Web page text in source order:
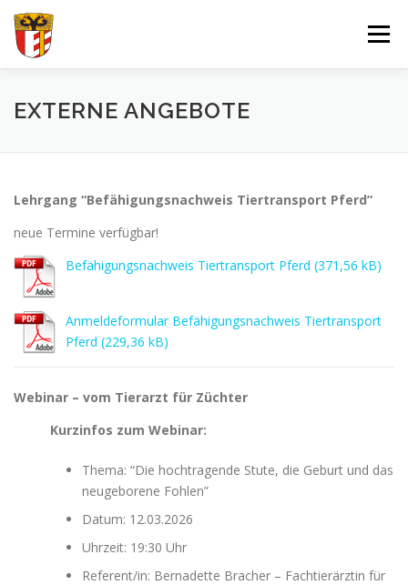
Zum
Inhalt
springen
Menü
VERBAND FORTBILDUNGEN UND LEHRGÄNGE
DOKUMENTE – FORMULARE
EXTERNE ANGEBOTE
Lehrgang “Befähigungsnachweis Tiertransport Pferd”
neue Termine verfügbar!
Befähigungsnachweis Tiertransport Pferd
Anmeldeformular Befähigungsnachweis Tiertransport
Pferd
Webinar – vom Tierarzt für Züchter
Kurzinfos zum Webinar:
Thema: “Die hochtragende Stute, die Geburt und das
neugeborene Fohlen”
Datum: 12.03.2026
Uhrzeit: 19:30 Uhr
Referent/in: Bernadette Bracher – Fachtierärztin für